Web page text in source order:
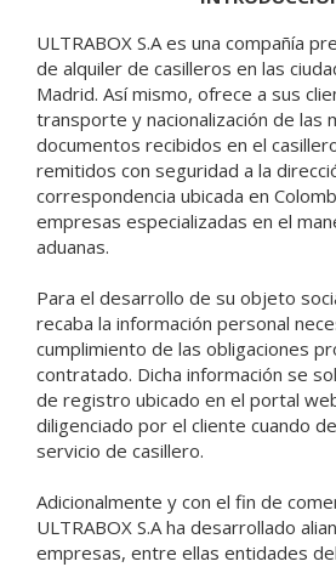
ULTRABOX S.A es una compañía
de alquiler de casilleros en las
Madrid. Así mismo, ofrece a sus
transporte y nacionalización de las
documentos recibidos en el
remitidos con seguridad a la
correspondencia ubicada en
empresas especializadas en el
aduanas.
Para el desarrollo de su objeto
recaba la información personal
cumplimiento de las obligaciones
contratado. Dicha información se
de registro ubicado en el portal
diligenciado por el cliente cuando
servicio de casillero.
Adicionalmente y con el fin de
ULTRABOX S.A ha desarrollado
empresas, entre ellas entidades